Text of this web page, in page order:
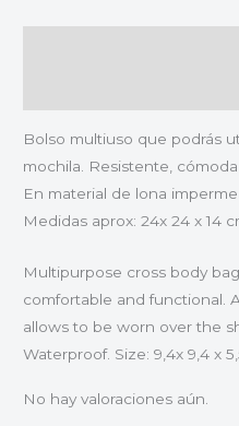
Bolso multiuso que podrás
mochila. Resistente,
En material de lona
Medidas aprox: 24x 24 x 14
Multipurpose cross body
comfortable and functional.
allows to be worn over the
Waterproof. Size: 9,4x 9,4 x
No hay valoraciones aún.